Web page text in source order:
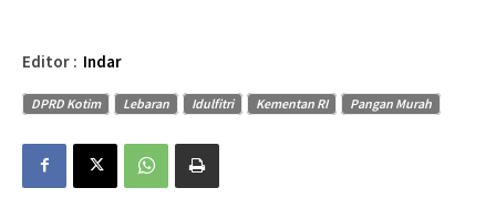
Editor : Indar
DPRD Kotim Lebaran Idulfitri Kementan RI Pangan Murah